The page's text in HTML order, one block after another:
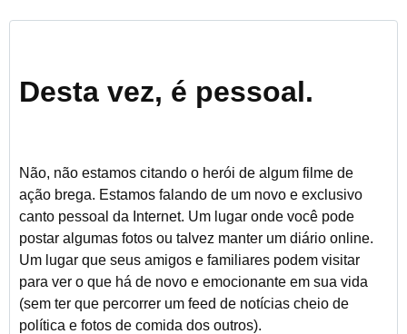
Desta vez, é pessoal.
Não, não estamos citando o herói de algum filme de
ação brega. Estamos falando de um novo e exclusivo
canto pessoal da Internet. Um lugar onde você pode
postar algumas fotos ou talvez manter um diário online.
Um lugar que seus amigos e familiares podem visitar
para ver o que há de novo e emocionante em sua vida
(sem ter que percorrer um feed de notícias cheio de
política e fotos de comida dos outros).